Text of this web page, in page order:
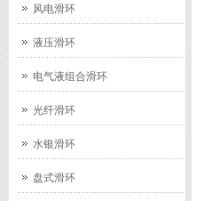
风电滑环
液压滑环
电气液组合滑环
光纤滑环
水银滑环
盘式滑环